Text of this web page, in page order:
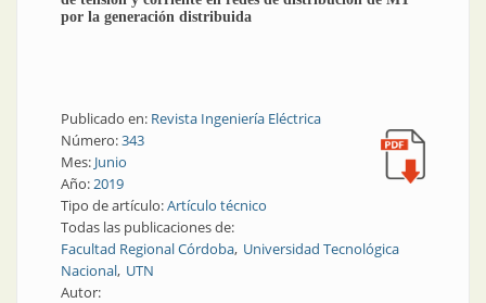
por la generación distribuida
Publicado en: Revista Ingeniería Eléctrica
Número:343
Mes: Junio
Año:2019
Tipo de artículo:Artículo técnico
Todas las publicaciones de:
Facultad Regional Córdoba Universidad Tecnológica
Nacional UTN
Autor: